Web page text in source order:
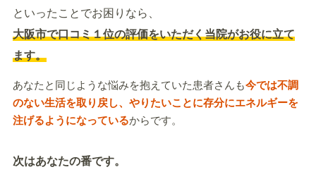
といったことでお困りなら、
大阪市で口コミ１位の評価をいただく当院がお役に立て
ます。
あなたと同じような悩みを抱えていた患者さんも今では不調
のない生活を取り戻し、やりたいことに存分にエネルギーを
注げるようになっているからです。
次はあなたの番です。